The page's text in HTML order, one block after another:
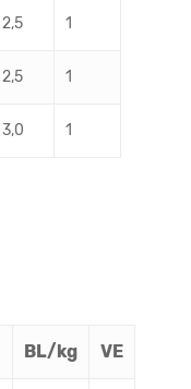
2,5 1
2,5 1
3,0 1
BL/kg VE